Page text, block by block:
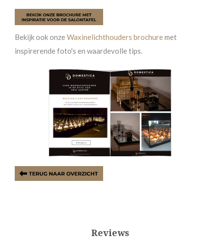
Bekijk ook onze Waxinelichthouders brochuremet
inspirerende foto's en waardevolle tips.
Reviews